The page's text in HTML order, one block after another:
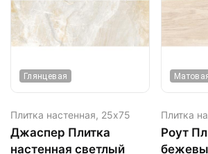
Глянцевая
Плитка настенная, 25х75
Джаспер Плитка
настенная светлый
Плитка
Роут